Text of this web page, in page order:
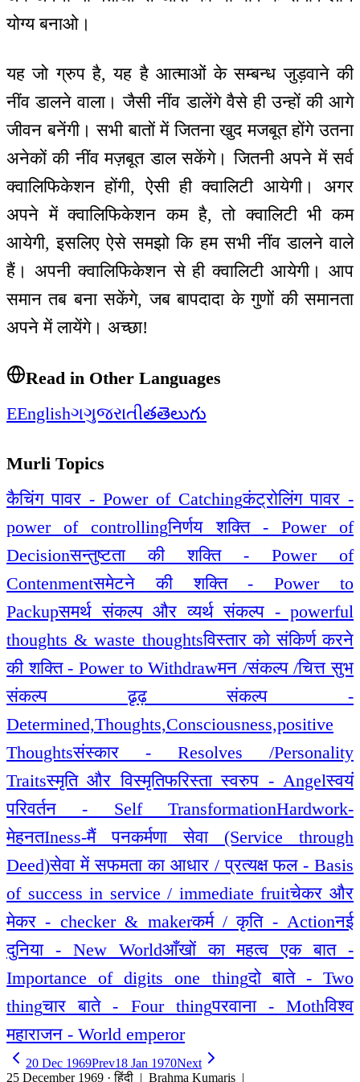
योग्य बनाओ।
यह जो ग्रुप है, यह है आत्माओं के सम्बन्ध जुड़वाने की
नींव डालने वाला। जैसी नींव डालेंगे वैसे ही उन्हों की आगे
जीवन बनेंगी। सभी बातों में जितना खुद मजबूत होंगे उतना
अनेकों की नींव मज़बूत डाल सकेंगे। जितनी अपने में सर्व
क्वालिफिकेशन होंगी, ऐसी ही क्वालिटी आयेगी। अगर
अपने में क्वालिफिकेशन कम है, तो क्वालिटी भी कम
आयेगी, इसलिए ऐसे समझो कि हम सभी नींव डालने वाले
हैं। अपनी क्वालिफिकेशन से ही क्वालिटी आयेगी। आप
समान तब बना सकेंगे, जब बापदादा के गुणों की समानता
अपने में लायेंगे। अच्छा!
Read in Other Languages
EEnglishગગુજરાતીతతెలుగు
Murli Topics
कैचिंग पावर - Power of Catchingकंट्रोलिंग पावर -
power of controllingनिर्णय शक्ति - Power of
Decisionसन्तुष्टता की शक्ति - Power of
Contenmentसमेटने की शक्ति - Power to
Packupसमर्थ संकल्प और व्यर्थ संकल्प - powerful
thoughts & waste thoughtsविस्तार को संकिर्ण करने
की शक्ति - Power to Withdrawमन /संकल्प /चित्त सुभ
संकल्प ढृढ़ संकल्प -
Determined,Thoughts,Consciousness,positive
Thoughtsसंस्कार - Resolves /Personality
Traitsस्मृति और विस्मृतिफरिस्ता स्वरुप - Angelस्वयं
परिवर्तन - Self TransformationHardwork-
मेहनतIness-मैं पनकर्मणा सेवा (Service through
Deed)सेवा में सफमता का आधार / प्रत्यक्ष फल - Basis
of success in service / immediate fruitचेकर और
मेकर - checker & makerकर्म / कृति - Actionनई
दुनिया - New Worldआँखों का महत्व एक बात -
Importance of digits one thingदो बाते - Two
thingचार बाते - Four thingपरवाना - Mothविश्व
महाराजन - World emperor
20 Dec 1969Prev18 Jan 1970Next
25 December 1969 · हिंदी | Brahma Kumaris |